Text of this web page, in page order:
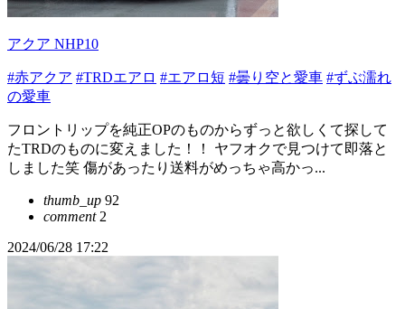
アクア NHP10
#赤アクア #TRDエアロ #エアロ短 #曇り空と愛車 #ずぶ濡れ
の愛車
フロントリップを純正OPのものからずっと欲しくて探して
たTRDのものに変えました！！ ヤフオクで見つけて即落と
しました笑 傷があったり送料がめっちゃ高かっ...
thumb_up 92
comment2
2024/06/28 17:22